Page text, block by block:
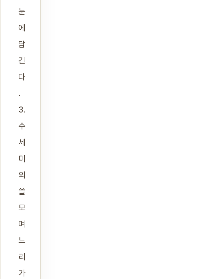
눈
에
담
긴
다
.
3.
수
세
미
의
쓸
모
며
느
리
가